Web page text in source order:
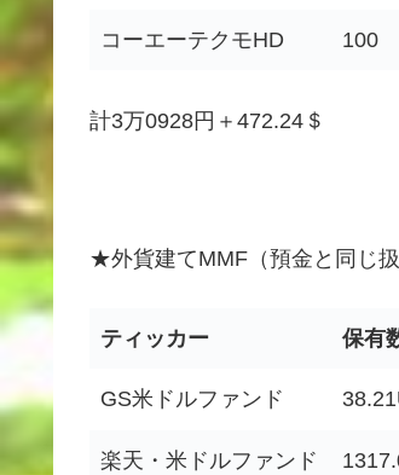
コーエーテクモHD 100
計3万0928円＋472.24＄
★外貨建てMMF（預金と同じ扱
ティッカー 保有
GS米ドルファンド
楽天・米ドルファンド